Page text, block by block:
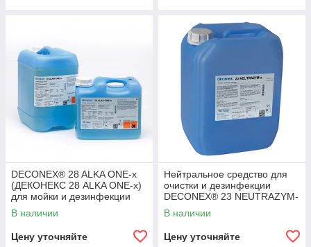
DECONEX® 28 ALKA ONE-x
(ДЕКОНЕКС 28 ALKA ONE-x)
для мойки и дезинфекции
инструментов в моечных
машинах
В наличии
Цену уточняйте
Нейтральное средство для
очистки и дезинфекции
DECONEX® 23 NEUTRAZYM-
x (ДЕКОНЕК
В наличии
Цену уточняйте